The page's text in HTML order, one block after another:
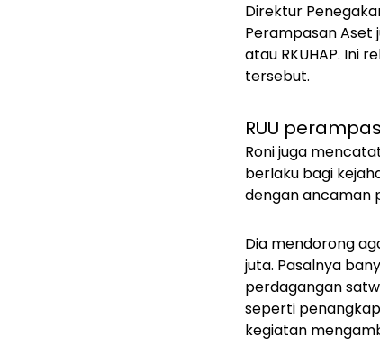
Direktur
Perampasan Aset
atau RKUHAP. Ini
tersebut.
RUU
Roni juga
berlaku bagi
dengan ancaman
Dia mendorong
juta. Pasalnya
perdagangan
seperti
kegiatan